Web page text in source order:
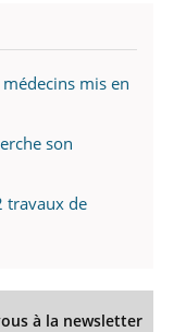
mis en
son
travaux de
à la newsletter